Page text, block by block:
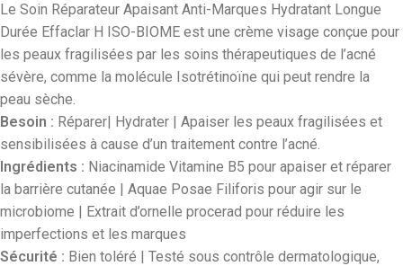
Le Soin Réparateur Apaisant Anti-Marques Hydratant Longue
Durée Effaclar H ISO-BIOME est une crème visage conçue pour
les peaux fragilisées par les soins thérapeutiques de l’acné
sévère, comme la molécule Isotrétinoïne qui peut rendre la
peau sèche.
Besoin : Réparer| Hydrater | Apaiser les peaux fragilisées et
sensibilisées à cause d’un traitement contre l’acné.
Ingrédients : Niacinamide Vitamine B5 pour apaiser et réparer
la barrière cutanée | Aquae Posae Filiforis pour agir sur le
microbiome | Extrait d’ornelle procerad pour réduire les
imperfections et les marques
Sécurité : Bien toléré | Testé sous contrôle dermatologique,